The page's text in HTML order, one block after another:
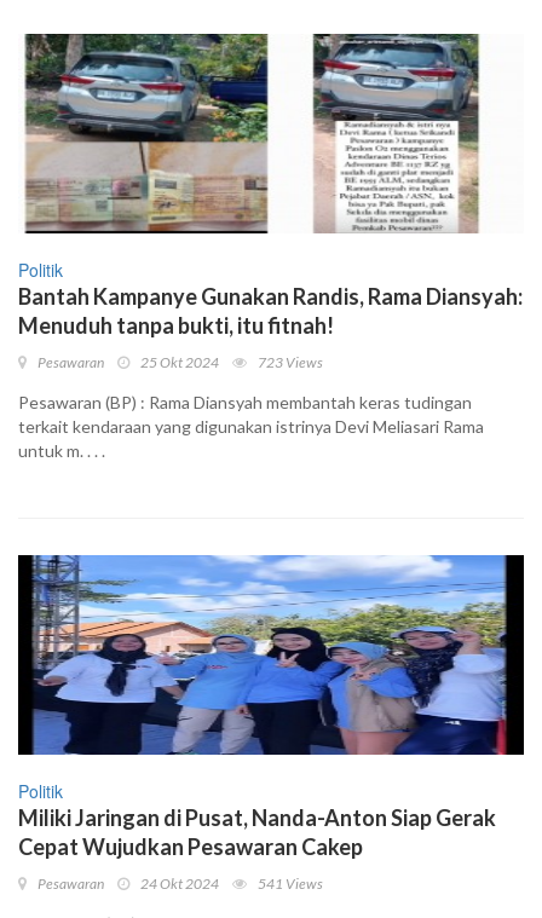
Politik
Bantah Kampanye Gunakan Randis, Rama Diansyah:
Menuduh tanpa bukti, itu fitnah!
Pesawaran 25 Okt 2024 723 Views
Pesawaran (BP) : Rama Diansyah membantah keras tudingan
terkait kendaraan yang digunakan istrinya Devi Meliasari Rama
untuk m. . . .
Politik
Miliki Jaringan di Pusat, Nanda-Anton Siap Gerak
Cepat Wujudkan Pesawaran Cakep
Pesawaran 24 Okt 2024 541 Views